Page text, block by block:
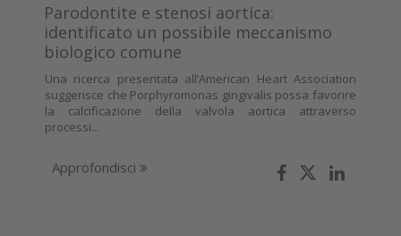
Parodontite e stenosi aortica:
identificato un possibile meccanismo
biologico comune
Una ricerca presentata all’American Heart Association
suggerisce che Porphyromonas gingivalis possa favorire
la calcificazione della valvola aortica attraverso
processi...
Approfondisci